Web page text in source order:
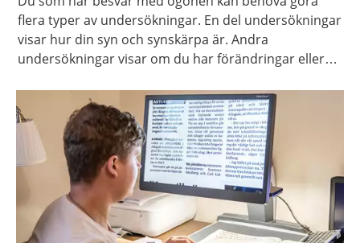
flera typer av undersökningar. En del undersökningar
visar hur din syn och synskärpa är. Andra
undersökningar visar om du har förändringar eller